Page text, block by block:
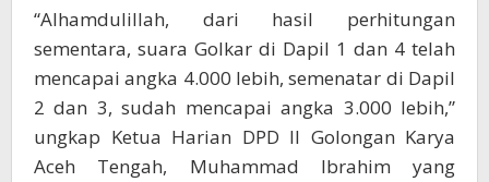
“Alhamdulillah, dari hasil perhitungan
sementara, suara Golkar di Dapil 1 dan 4 telah
mencapai angka 4.000 lebih, semenatar di Dapil
2 dan 3, sudah mencapai angka 3.000 lebih,”
ungkap Ketua Harian DPD II Golongan Karya
Aceh Tengah, Muhammad Ibrahim yang